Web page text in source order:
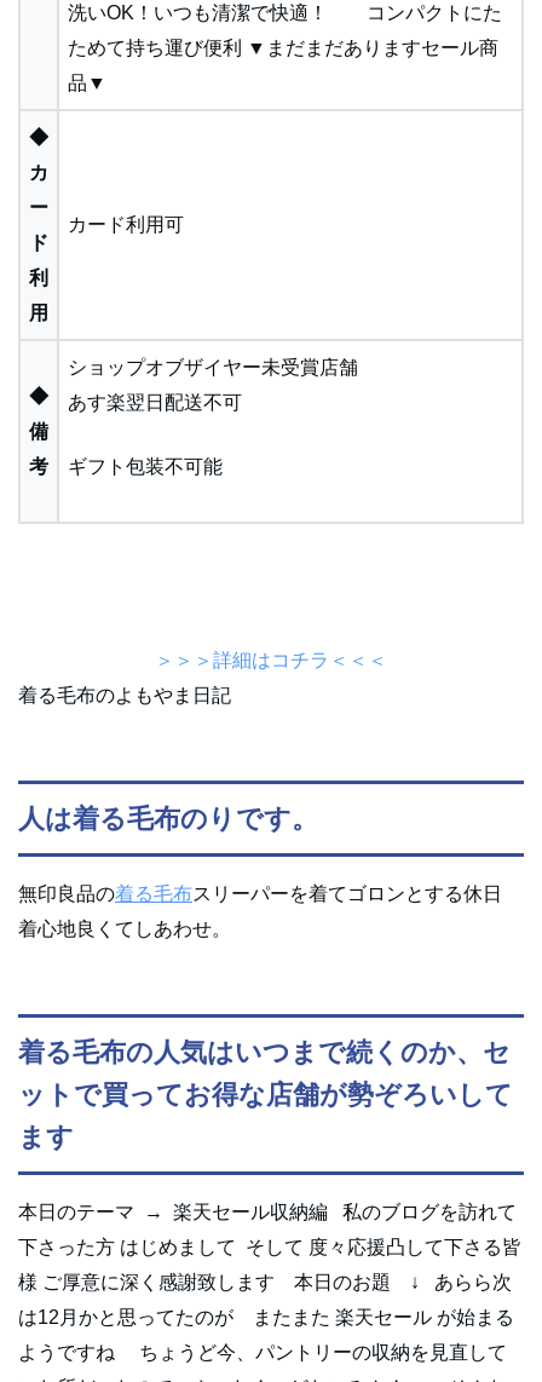
洗いOK！いつも清潔で快適！ コンパクトにた
ためて持ち運び便利 ▼まだまだありますセール商
品▼
◆
カ
ー
ド
利
用
カード利用可
◆
備
考
ショップオブザイヤー未受賞店舗
あす楽翌日配送不可
ギフト包装不可能
＞＞＞詳細はコチラ＜＜＜
着る毛布のよもやま日記
人は着る毛布のりです。
無印良品の着る毛布スリーパーを着てゴロンとする休日
着心地良くてしあわせ。
着る毛布の人気はいつまで続くのか、セ
ットで買ってお得な店舗が勢ぞろいして
ます
本日のテーマ → 楽天セール収納編 私のブログを訪れて
下さった方 はじめまして そして 度々応援凸して下さる皆
様 ご厚意に深く感謝致します 本日のお題 ↓ あらら次
は12月かと思ってたのが またまた 楽天セール が始まる
ようですね ちょうど今、パントリーの収納を見直して